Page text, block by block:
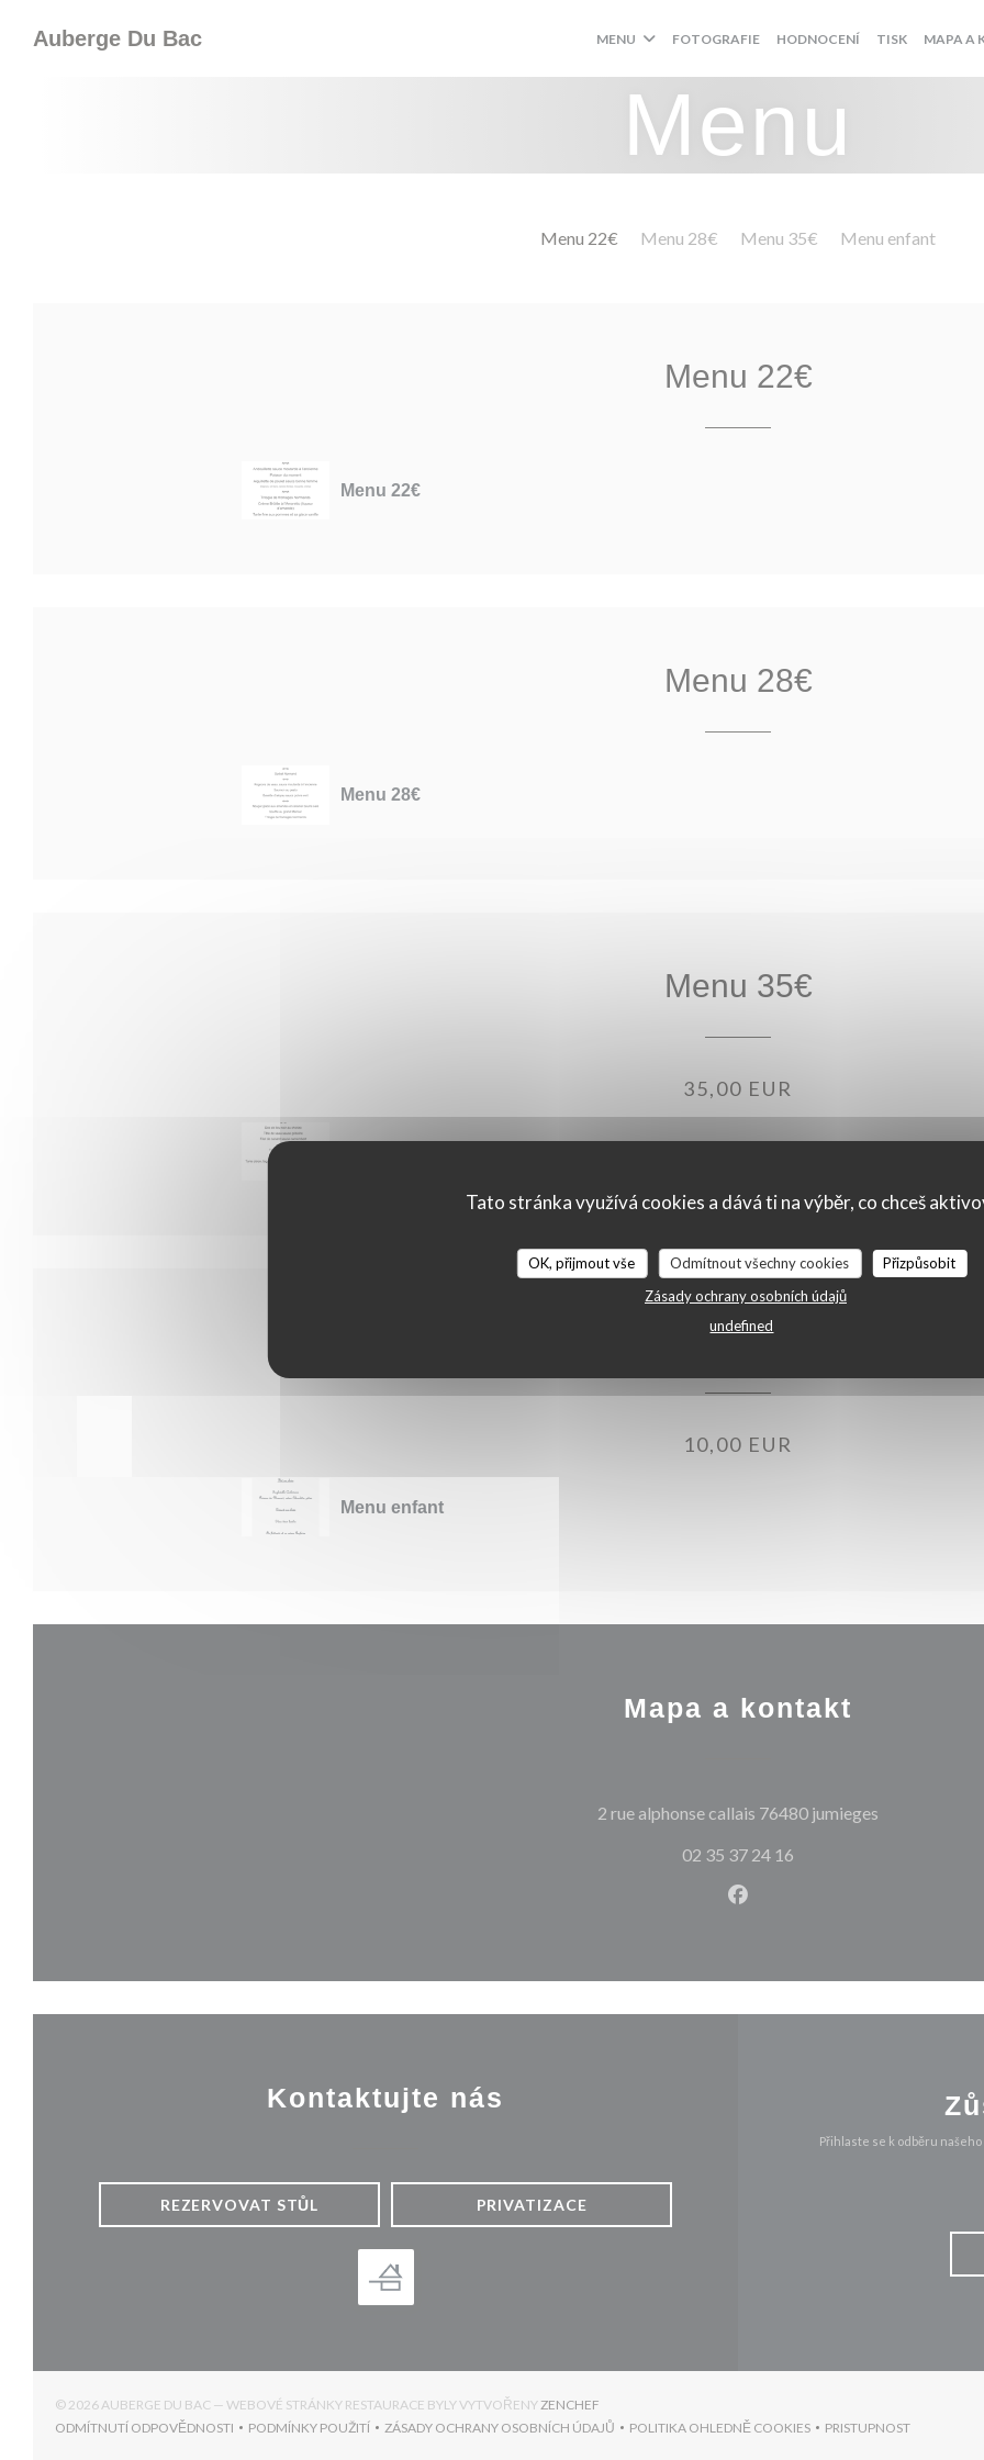
Tato stránka využívá cookies a dává ti na výběr, co chceš
OK, přijmout vše Odmítnout všechny cookies
Přizpůsobit
Zásady ochrany osobních údajů
undefined
Auberge Du Bac MENU FOTOGRAFIE HODNOCENÍ TISK MAPA A
Menu
Menu 22€ Menu 28€ Menu 35€ Menu enfant
Menu 22€
Menu 22€
Menu 28€
Menu 28€
Menu 35€
35,00 EUR
Menu enfant
10,00 EUR
Menu enfant
Mapa a kontakt
2 rue alphonse callais 76480 jumieges
02 35 37 24 16
Facebook ((otevře se v
Kontaktujte nás
REZERVOVAT STŮL PRIVATIZACE
Přihlaste se k odběru
© 2026 AUBERGE DU BAC — WEBOVÉ STRÁNKY RESTAURACE BYLY VYTVOŘENYZENCHEF
ODMÍTNUTÍ ODPOVĚDNOSTI
((OTEVŘE SE V NOVÉM OKNĚ))
PODMÍNKY POUŽITÍ
((OTEVŘE SE V NOVÉM OKNĚ))
ZÁSADY OCHRANY OSOBNÍCH ÚDAJŮ
((OTEVŘE SE V NOVÉM OKNĚ))
POLITIKA OHLEDNĚ COOKIES
((OTEVŘE SE V NOVÉM OKNĚ))
PRISTUPNOST
((OTEVŘE SE V